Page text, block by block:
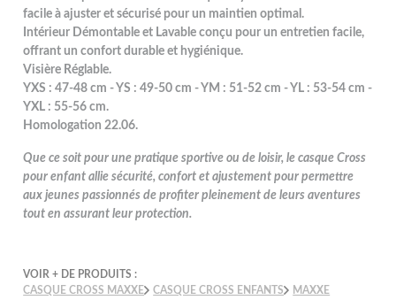
facile à ajuster et sécurisé pour un maintien optimal.
Intérieur Démontable et Lavable conçu pour un entretien facile,
offrant un confort durable et hygiénique.
Visière Réglable.
YXS : 47-48 cm - YS : 49-50 cm - YM : 51-52 cm - YL : 53-54 cm -
YXL : 55-56 cm.
Homologation 22.06.
Que ce soit pour une pratique sportive ou de loisir, le casque Cross
pour enfant allie sécurité, confort et ajustement pour permettre
aux jeunes passionnés de profiter pleinement de leurs aventures
tout en assurant leur protection.
VOIR + DE PRODUITS :
CASQUE CROSS MAXXE
CASQUE CROSS ENFANTS MAXXE